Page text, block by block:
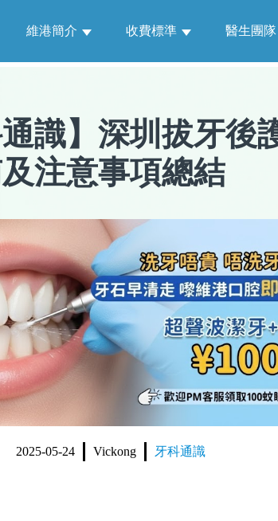
維港簡介 收費標準 醫生團隊
識】 深圳拔牙後
注意事項總結
2025-05-24 Vickong 牙科通識